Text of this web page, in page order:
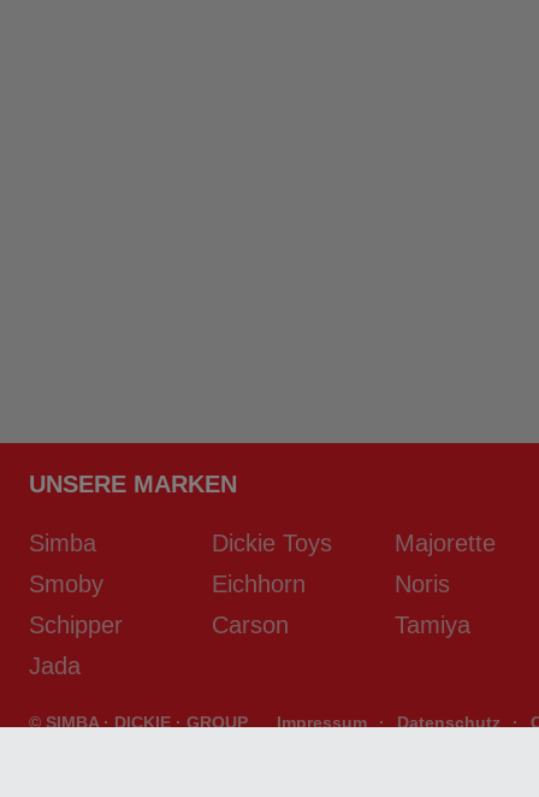
UNSERE MARKEN
Simba Dickie Toys
Majorette
Smoby
Eichhorn
Noris
Schipper
Carson
Tamiya
Jada
© SIMBA · DICKIE · GROUP Impressum · Datenschutz ·